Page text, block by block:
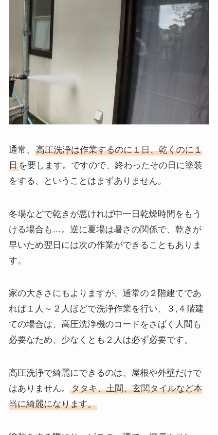
通常、 高圧洗浄は作業するのに１日、乾くのに１
日を要します。ですので、終わったその日に塗装
をする、ということはまずありません。
冬場などで乾きが悪ければ中一日乾燥時間をもう
ける場合も…。逆に夏場は暑さの関係で、乾きが
早いため翌日には次の作業ができることもありま
す。
家の大きさにもよりますが、通常の２階建てであ
れば１人～２人ほどで洗浄作業を行い、３,４階建
ての場合は、高圧洗浄機のコードをさばく人間も
必要なため、少なくとも２人は必ず必要です。
高圧洗浄で綺麗にできるのは、屋根や外壁だけで
はありません。 タタキ、土間、玄関タイルなど本
当に綺麗になります。